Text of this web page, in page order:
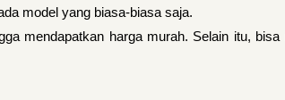
model yang biasa-biasa saja.
mendapatkan harga murah. Selain itu,